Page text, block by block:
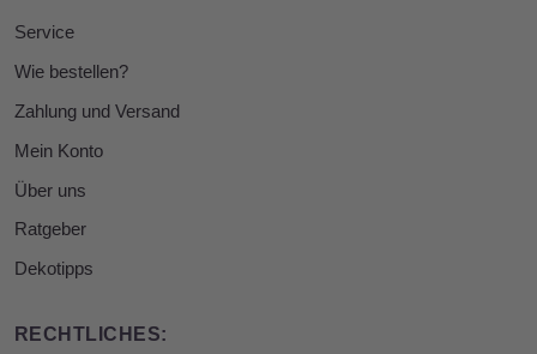
Service
Wie bestellen?
Zahlung und Versand
Mein Konto
Über uns
Ratgeber
Dekotipps
RECHTLICHES: